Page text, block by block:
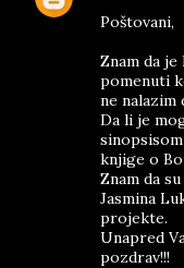
Poštovani,
Znam da
pomenuti
ne nalazim
Da li je
knjige o
Znam da
Jasmina
projekte.
Unapred
pozdrav!!!